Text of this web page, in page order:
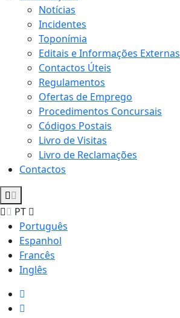
Notícias
Incidentes
Toponímia
Editais e Informações Externas
Contactos Úteis
Regulamentos
Ofertas de Emprego
Procedimentos Concursais
Códigos Postais
Livro de Visitas
Livro de Reclamações
Contactos
PT
Português
Espanhol
Francês
Inglês